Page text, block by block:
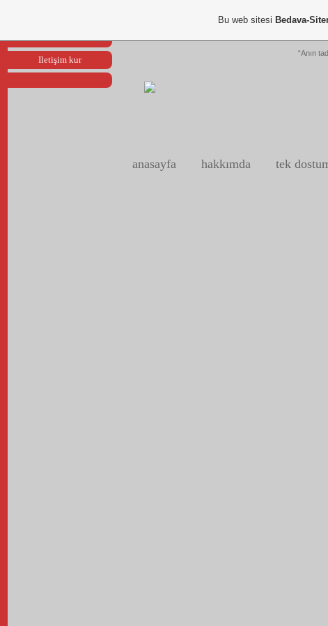
Reklam ver
Iletişim kur
“Anın
anasayfa hakkımda tek
Bu web sitesi Bedava-